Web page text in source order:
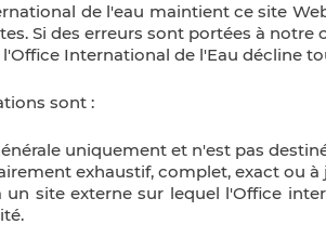
de l'eau maintient ce site
Si des erreurs sont portées à
l'Office International de l'Eau décline
sont :
uniquement et n'est pas
exhaustif, complet, exact ou à
un site externe sur lequel l'Office